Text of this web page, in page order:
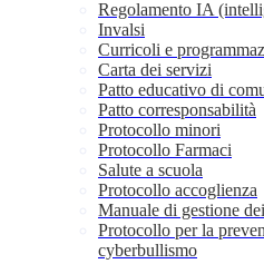
Regolamento IA
Invalsi
Curricoli e
Carta dei servizi
Patto educativo di
Patto corresponsabilità
Protocollo minori
Protocollo Farmaci
Salute a scuola
Protocollo accoglienza
Manuale di gestione
Protocollo per la
cyberbullismo